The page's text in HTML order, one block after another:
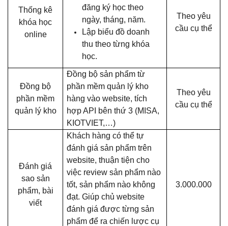
Thống kê
khóa học
online
đăng ký học theo
ngày, tháng, năm.
Lập biểu đồ doanh
thu theo từng khóa
học.
Theo yêu
cầu cụ thể
Đồng bộ
phần mềm
quản lý kho
Đồng bộ sản phẩm từ
phần mềm quản lý kho
hàng vào website, tích
hợp API bên thứ 3 (MISA,
KIOTVIET,…)
Theo yêu
cầu cụ thể
Đánh giá
sao sản
phẩm, bài
viết
Khách hàng có thể tự
đánh giá sản phẩm trên
website, thuận tiện cho
việc review sản phẩm nào
tốt, sản phẩm nào không
đạt. Giúp chủ website
đánh giá được từng sản
phẩm để ra chiến lược cụ
3.000.000